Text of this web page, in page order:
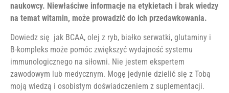
naukowcy. Niewłaściwe informacje na etykietach i brak wiedzy
na temat witamin, może prowadzić do ich przedawkowania.
Dowiedz się jak BCAA, olej z ryb, białko serwatki, glutaminy i
B-kompleks może pomóc zwiększyć wydajność systemu
immunologicznego na siłowni. Nie jestem ekspertem
zawodowym lub medycznym. Mogę jedynie dzielić się z Tobą
moją wiedzą i osobistym doświadczeniem z suplementacji.